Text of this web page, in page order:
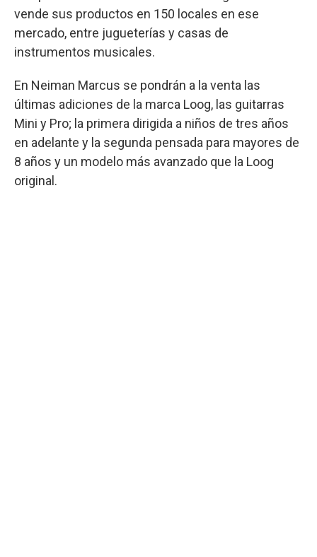
vende sus productos en 150 locales en ese
mercado, entre jugueterías y casas de
instrumentos musicales.
En Neiman Marcus se pondrán a la venta las
últimas adiciones de la marca Loog, las guitarras
Mini y Pro; la primera dirigida a niños de tres años
en adelante y la segunda pensada para mayores de
8 años y un modelo más avanzado que la Loog
original.